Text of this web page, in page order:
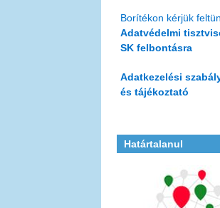
Borítékon kérjük
Adatvédelmi
SK felbontásra
Adatkezelési
és tájékoztató
Határtalanul